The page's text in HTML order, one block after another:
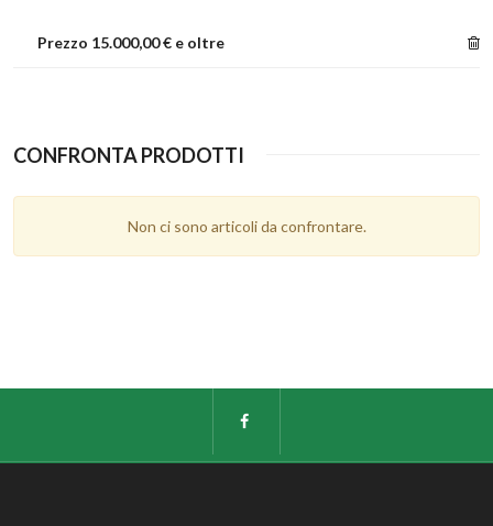
Prezzo 15.000,00 € e oltre
CONFRONTA PRODOTTI
Non ci sono articoli da confrontare.